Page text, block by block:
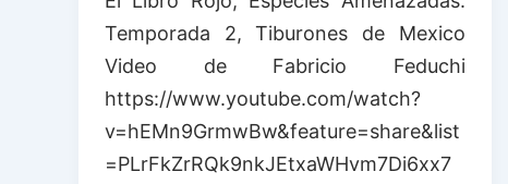
Temporada 2, Tiburones de Mexico
Video de Fabricio Feduchi
https://www.youtube.com/watch?
v=hEMn9GrmwBw&feature=share&list
=PLrFkZrRQk9nkJEtxaWHvm7Di6xx7